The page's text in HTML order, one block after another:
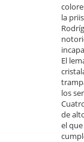
la
El
los
de
el